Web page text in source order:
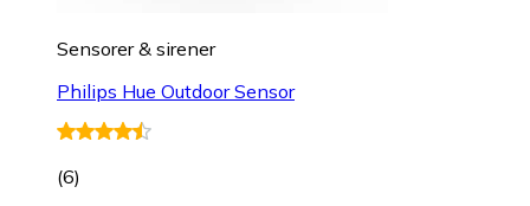
Sensorer & sirener
Philips Hue Outdoor Sensor
(6)